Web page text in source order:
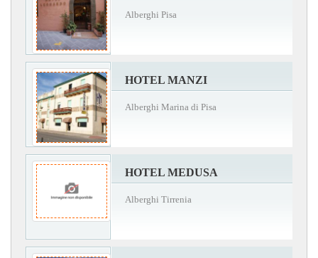
Alberghi Pisa
HOTEL MANZI
Alberghi Marina di Pisa
HOTEL MEDUSA
Alberghi Tirrenia